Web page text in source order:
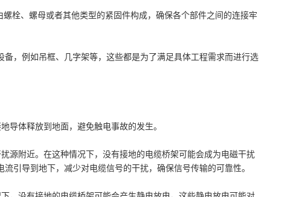
栓、螺母或者其他类型的紧固件构成，确保各个部件之间的连接牢
，例如吊框、几字架等，这些都是为了满足具体工程需求而进行选
导体释放到地面，避免触电事故的发生。
源附近。在这种情况下，没有接地的电缆桥架可能会成为电磁干扰
引导到地下，减少对电缆信号的干扰，确保信号传输的可靠性。